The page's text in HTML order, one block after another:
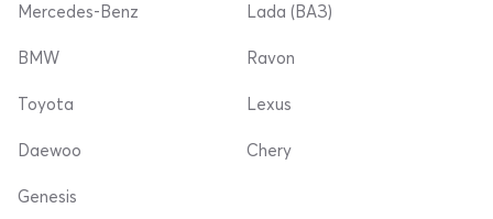
Mercedes-Benz Lada (ВАЗ)
BMW
Toyota
Daewoo
Ravon
Lexus
Chery
Genesis